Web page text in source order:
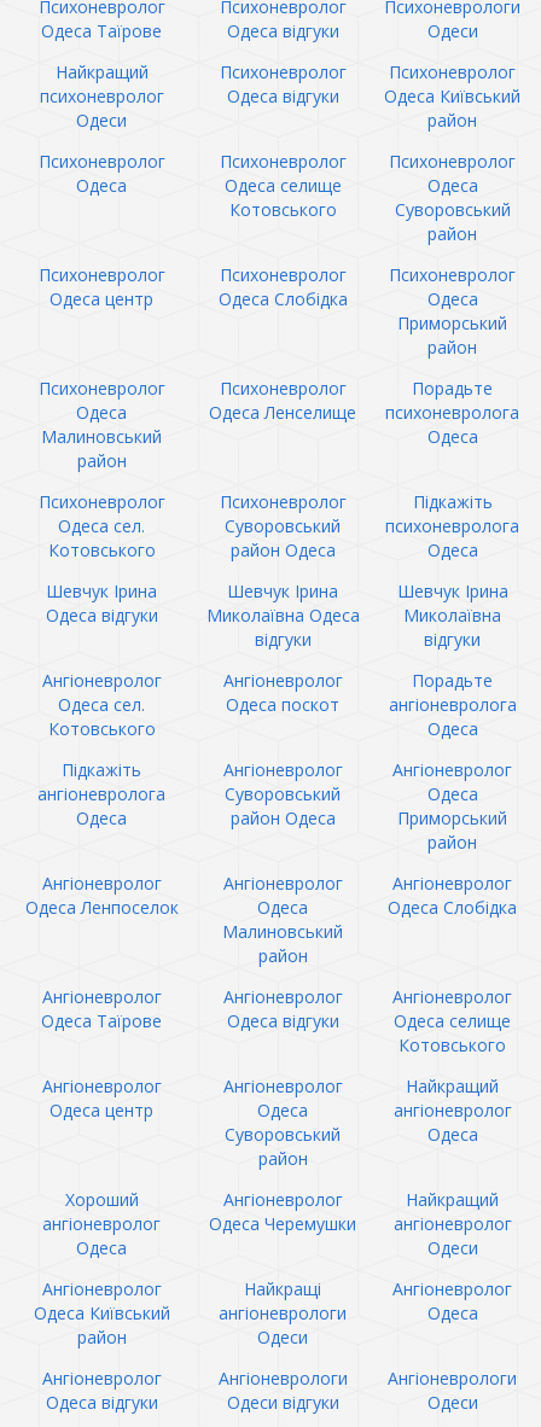
Психоневролог
Одеса Таїрове
Психоневролог
Одеса відгуки
Психоневрологи
Одеси
Найкращий
психоневролог
Одеси
Психоневролог
Одеса відгуки
Психоневролог
Одеса Київський
район
Психоневролог
Одеса
Психоневролог
Одеса селище
Котовського
Психоневролог
Одеса
Суворовський
район
Психоневролог
Одеса центр
Психоневролог
Одеса Слобідка
Психоневролог
Одеса
Приморський
район
Психоневролог
Одеса
Малиновський
район
Психоневролог
Одеса Ленселище
Порадьте
психоневролога
Одеса
Психоневролог
Одеса сел.
Котовського
Психоневролог
Суворовський
район Одеса
Підкажіть
психоневролога
Одеса
Шевчук Ірина
Одеса відгуки
Шевчук Ірина
Миколаївна Одеса
відгуки
Шевчук Ірина
Миколаївна
відгуки
Ангіоневролог
Одеса сел.
Котовського
Ангіоневролог
Одеса поскот
Порадьте
ангіоневролога
Одеса
Підкажіть
ангіоневролога
Одеса
Ангіоневролог
Суворовський
район Одеса
Ангіоневролог
Одеса
Приморський
район
Ангіоневролог
Одеса Ленпоселок
Ангіоневролог
Одеса
Малиновський
район
Ангіоневролог
Одеса Слобідка
Ангіоневролог
Одеса Таїрове
Ангіоневролог
Одеса відгуки
Ангіоневролог
Одеса селище
Котовського
Ангіоневролог
Одеса центр
Ангіоневролог
Одеса
Суворовський
район
Найкращий
ангіоневролог
Одеса
Хороший
ангіоневролог
Одеса
Ангіоневролог
Одеса Черемушки
Найкращий
ангіоневролог
Одеси
Ангіоневролог
Одеса Київський
район
Найкращі
ангіоневрологи
Одеси
Ангіоневролог
Одеса
Ангіоневролог
Одеса відгуки
Ангіоневрологи
Одеси відгуки
Ангіоневрологи
Одеси